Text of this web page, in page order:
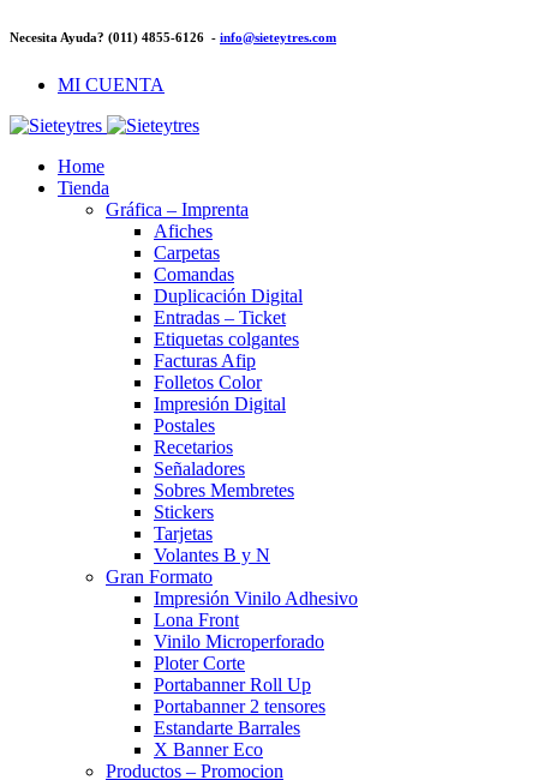
Necesita Ayuda? (011) 4855-6126 - info@sieteytres.com
MI CUENTA
Home
Tienda
Gráfica – Imprenta
Afiches
Carpetas
Comandas
Duplicación Digital
Entradas – Ticket
Etiquetas colgantes
Facturas Afip
Folletos Color
Impresión Digital
Postales
Recetarios
Señaladores
Sobres Membretes
Stickers
Tarjetas
Volantes B y N
Gran Formato
Impresión Vinilo Adhesivo
Lona Front
Vinilo Microperforado
Ploter Corte
Portabanner Roll Up
Portabanner 2 tensores
Estandarte Barrales
X Banner Eco
Productos – Promocion